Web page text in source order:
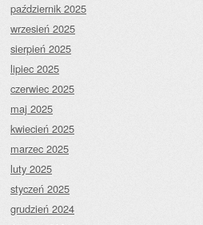
październik 2025
wrzesień 2025
sierpień 2025
lipiec 2025
czerwiec 2025
maj 2025
kwiecień 2025
marzec 2025
luty 2025
styczeń 2025
grudzień 2024